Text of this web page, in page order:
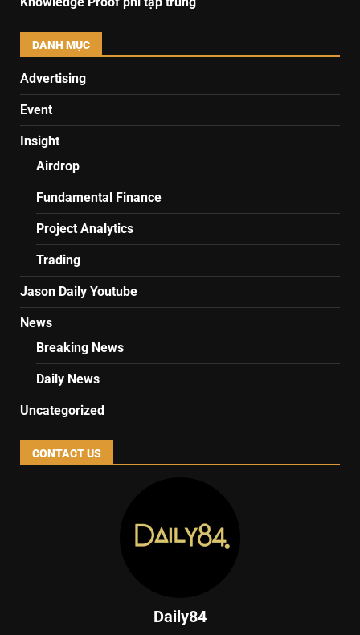
DANH MỤC
Advertising
Event
Insight
Airdrop
Fundamental Finance
Project Analytics
Trading
Jason Daily Youtube
News
Breaking News
Daily News
Uncategorized
CONTACT US
Daily84